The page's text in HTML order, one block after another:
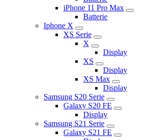
iPhone 11 Pro Max
Batterie
Iphone X
XS Serie
X
Display
XS
Display
XS Max
Display
Samsung S20 Serie
Galaxy S20 FE
Display
Samsung S21 Serie
Galaxy S21 FE